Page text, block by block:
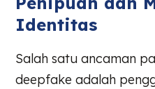
Identitas
Salah satu ancaman
deepfake adalah